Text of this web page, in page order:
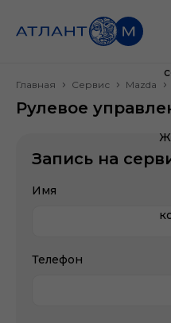
Главная Сервис Mazda
Рулевое
Запись на
Имя
Телефон